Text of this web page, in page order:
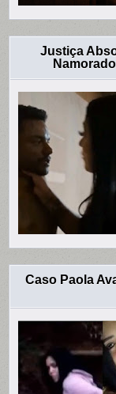
Justiça
Caso Paola